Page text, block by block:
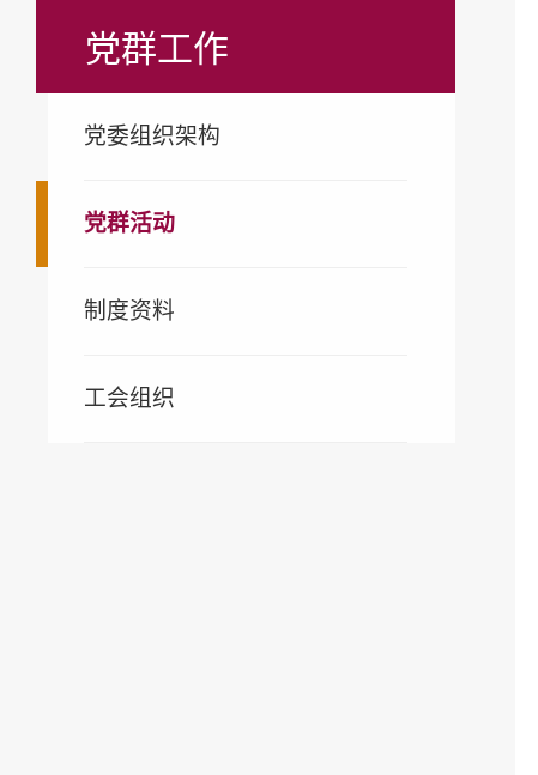
党群工作
党委组织架构
党群活动
制度资料
工会组织